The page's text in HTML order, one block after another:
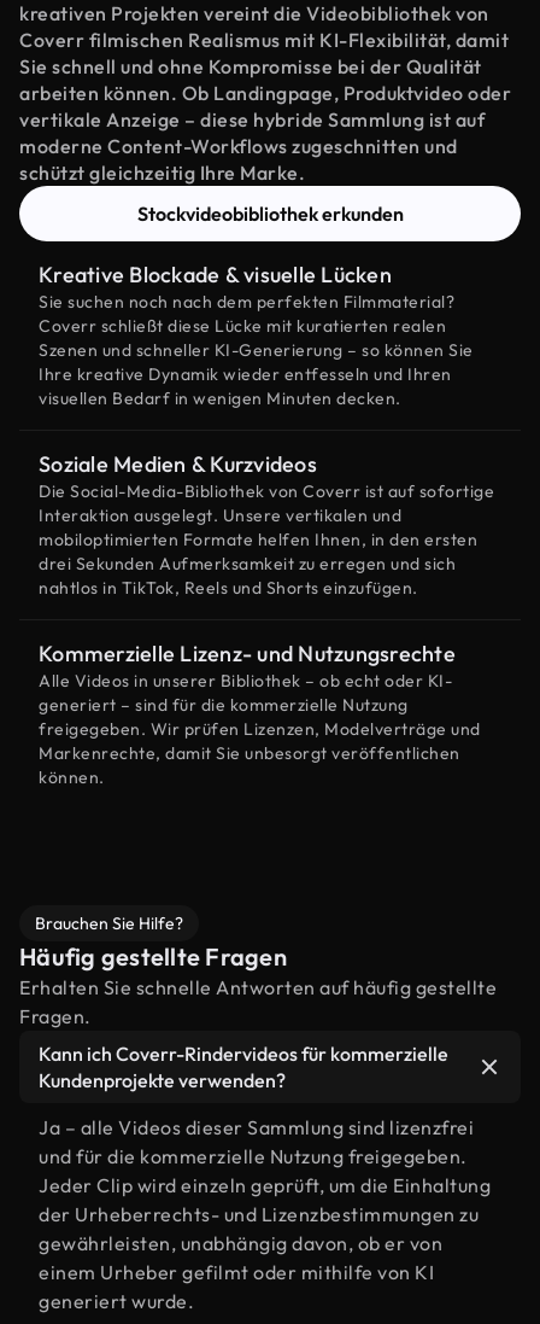
kreativen Projekten vereint die Videobibliothek von
Coverr filmischen Realismus mit KI-Flexibilität, damit
Sie schnell und ohne Kompromisse bei der Qualität
arbeiten können. Ob Landingpage, Produktvideo oder
vertikale Anzeige – diese hybride Sammlung ist auf
moderne Content-Workflows zugeschnitten und
schützt gleichzeitig Ihre Marke.
Stockvideobibliothek erkunden
Kreative Blockade & visuelle Lücken
Sie suchen noch nach dem perfekten Filmmaterial?
Coverr schließt diese Lücke mit kuratierten realen
Szenen und schneller KI-Generierung – so können Sie
Ihre kreative Dynamik wieder entfesseln und Ihren
visuellen Bedarf in wenigen Minuten decken.
Soziale Medien & Kurzvideos
Die Social-Media-Bibliothek von Coverr ist auf sofortige
Interaktion ausgelegt. Unsere vertikalen und
mobiloptimierten Formate helfen Ihnen, in den ersten
drei Sekunden Aufmerksamkeit zu erregen und sich
nahtlos in TikTok, Reels und Shorts einzufügen.
Kommerzielle Lizenz- und Nutzungsrechte
Alle Videos in unserer Bibliothek – ob echt oder KI-
generiert – sind für die kommerzielle Nutzung
freigegeben. Wir prüfen Lizenzen, Modelverträge und
Markenrechte, damit Sie unbesorgt veröffentlichen
können.
Brauchen Sie Hilfe?
Häufig gestellte Fragen
Erhalten Sie schnelle Antworten auf häufig gestellte
Fragen.
Kann ich Coverr-Rindervideos für kommerzielle
Kundenprojekte verwenden?
Ja – alle Videos dieser Sammlung sind lizenzfrei
und für die kommerzielle Nutzung freigegeben.
Jeder Clip wird einzeln geprüft, um die Einhaltung
der Urheberrechts- und Lizenzbestimmungen zu
gewährleisten, unabhängig davon, ob er von
einem Urheber gefilmt oder mithilfe von KI
generiert wurde.